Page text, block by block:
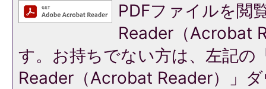
PDFファイルを閲
Reader（Acrobat
す。お持ちでない方は、左記の
Reader（Acrobat Reader）」